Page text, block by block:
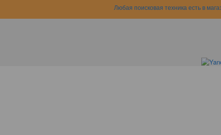
Любая поисковая техника есть в